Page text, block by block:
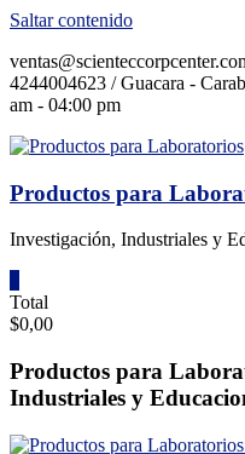
Saltar contenido
4244004623 / Guacara -
am - 04:00 pm
Productos para
Investigación, Industriales y
Total
$0,00
Productos para
Industriales y